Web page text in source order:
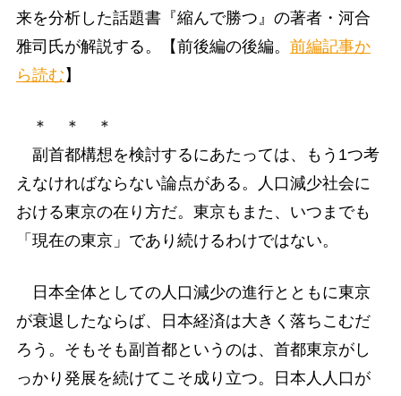
来を分析した話題書『縮んで勝つ』の著者・河合
雅司氏が解説する。【前後編の後編。 前編記事か
ら読む 】
＊ ＊ ＊
副首都構想を検討するにあたっては、もう1つ考
えなければならない論点がある。人口減少社会に
おける東京の在り方だ。東京もまた、いつまでも
「現在の東京」であり続けるわけではない。
日本全体としての人口減少の進行とともに東京
が衰退したならば、日本経済は大きく落ちこむだ
ろう。そもそも副首都というのは、首都東京がし
っかり発展を続けてこそ成り立つ。日本人人口が